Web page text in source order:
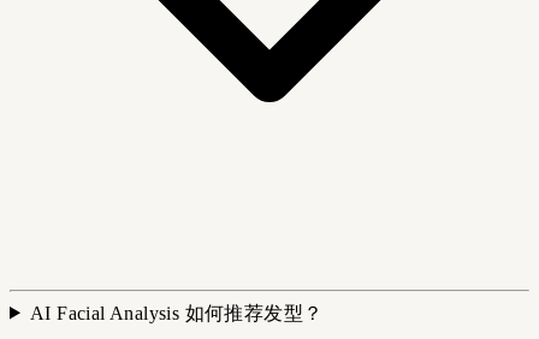
AI Facial Analysis 如何推荐发型？